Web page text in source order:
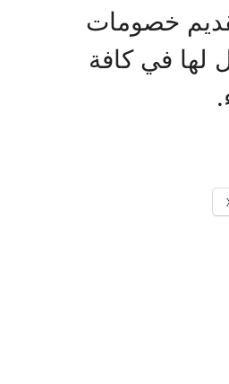
خصومات
لها في كافة